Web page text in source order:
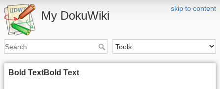
skip to content
My DokuWiki
Bold TextBold Text